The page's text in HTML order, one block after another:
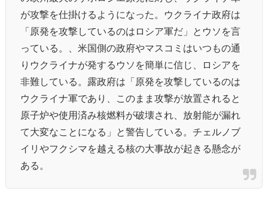
が攻撃を仕掛けるようになった。ウクライナ政府は
「原発を攻撃しているのはロシア軍だ」とウソを言
っている。、米国側の政府やマスコミはいつもの通
りウクライナが発するウソを簡単に信じ、ロシアを
非難している。露政府は「原発を攻撃しているのは
ウクライナ軍であり、このまま攻撃が放置されると
原子炉や使用済み核燃料が破壊され、放射能が漏れ
て大変なことになる」と警告している。チェルノブ
イリやフクシマを越える核の大事故が起きる懸念が
ある。